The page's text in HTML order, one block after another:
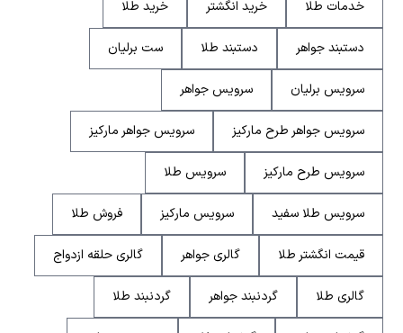
خدمات طلا خرید انگشتر خرید طلا
دستبند جواهر دستبند طلا ست برلیان
سرویس برلیان سرویس جواهر
سرویس جواهر طرح مارکیز سرویس جواهر مارکیز
سرویس طرح مارکیز سرویس طلا
سرویس طلا سفید سرویس مارکیز فروش طلا
قیمت انگشتر طلا گالری جواهر گالری حلقه ازدواج
گالری طلا گردنبند جواهر گردنبند طلا